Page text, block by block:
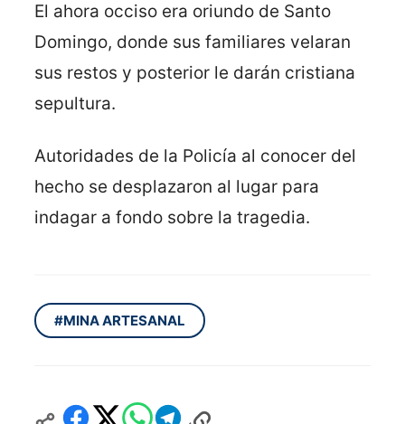
El ahora occiso era oriundo de Santo
Domingo, donde sus familiares velaran
sus restos y posterior le darán cristiana
sepultura.
Autoridades de la Policía al conocer del
hecho se desplazaron al lugar para
indagar a fondo sobre la tragedia.
#MINA ARTESANAL